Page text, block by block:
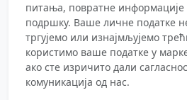
питања, повратне информације
подршку. Ваше личне податке
тргујемо или изнајмљујемо
користимо ваше податке у
ако сте изричито дали
комуникација од нас.